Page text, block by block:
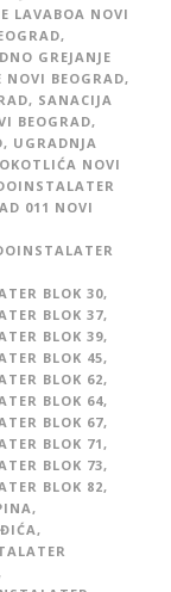
LAVABOA NOVI
,
GREJANJE
NOVI BEOGRAD,
, SANACIJA
BEOGRAD,
, UGRADNJA
NOVI
011 NOVI
BLOK 30,
BLOK 37,
BLOK 39,
BLOK 45,
BLOK 62,
BLOK 64,
BLOK 67,
BLOK 71,
BLOK 73,
BLOK 82,
,
,